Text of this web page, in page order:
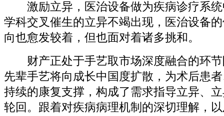
激励立异，医治设备做为疾病诊疗系统
学科交叉催生的立异不竭出现，医治设备
向也愈发较着，但也面对着诸多挑和。
财产正处于手艺取市场深度融合的环节
先辈手艺将向成长中国度扩散，为术后患
持续的康复支撑，构成了需求指导立异、
轮回。跟着对疾病病理机制的深切理解，